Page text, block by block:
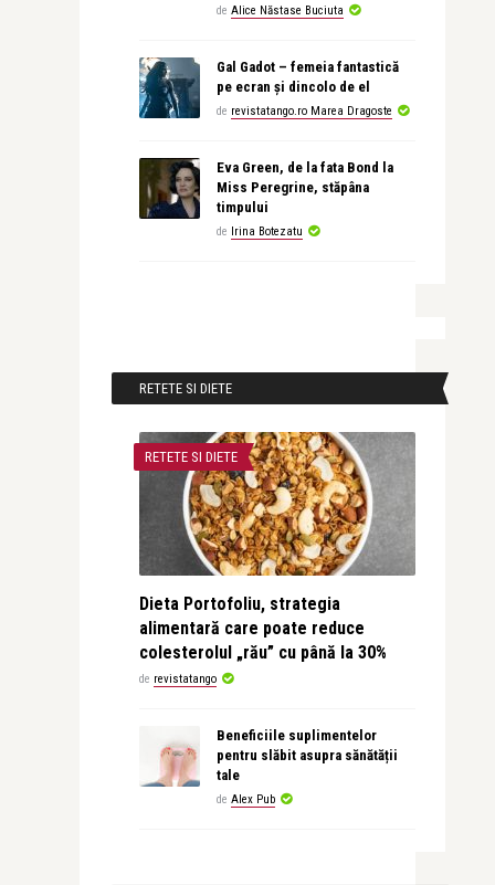
de Alice Năstase Buciuta
Gal Gadot – femeia fantastică
pe ecran și dincolo de el
de revistatango.ro Marea Dragoste
Eva Green, de la fata Bond la
Miss Peregrine, stăpâna
timpului
de Irina Botezatu
RETETE SI DIETE
RETETE SI DIETE
Dieta Portofoliu, strategia
alimentară care poate reduce
colesterolul „rău” cu până la 30%
de revistatango
Beneficiile suplimentelor
pentru slăbit asupra sănătății
tale
de Alex Pub